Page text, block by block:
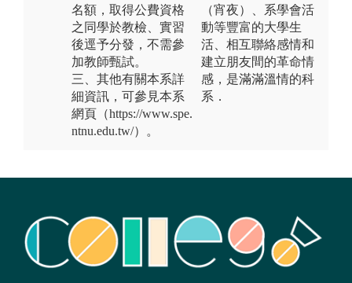
名額，取得公費資格
之同學於教檢、實習
後逕予分發，不需參
加教師甄試。
三、其他有關本系詳
細資訊，可參見本系
網頁（https://www.spe.
ntnu.edu.tw/）。
（宵夜）、系學會活
動等豐富的大學生
活、相互聯絡感情和
建立朋友間的革命情
感，是滿滿溫情的科
系．